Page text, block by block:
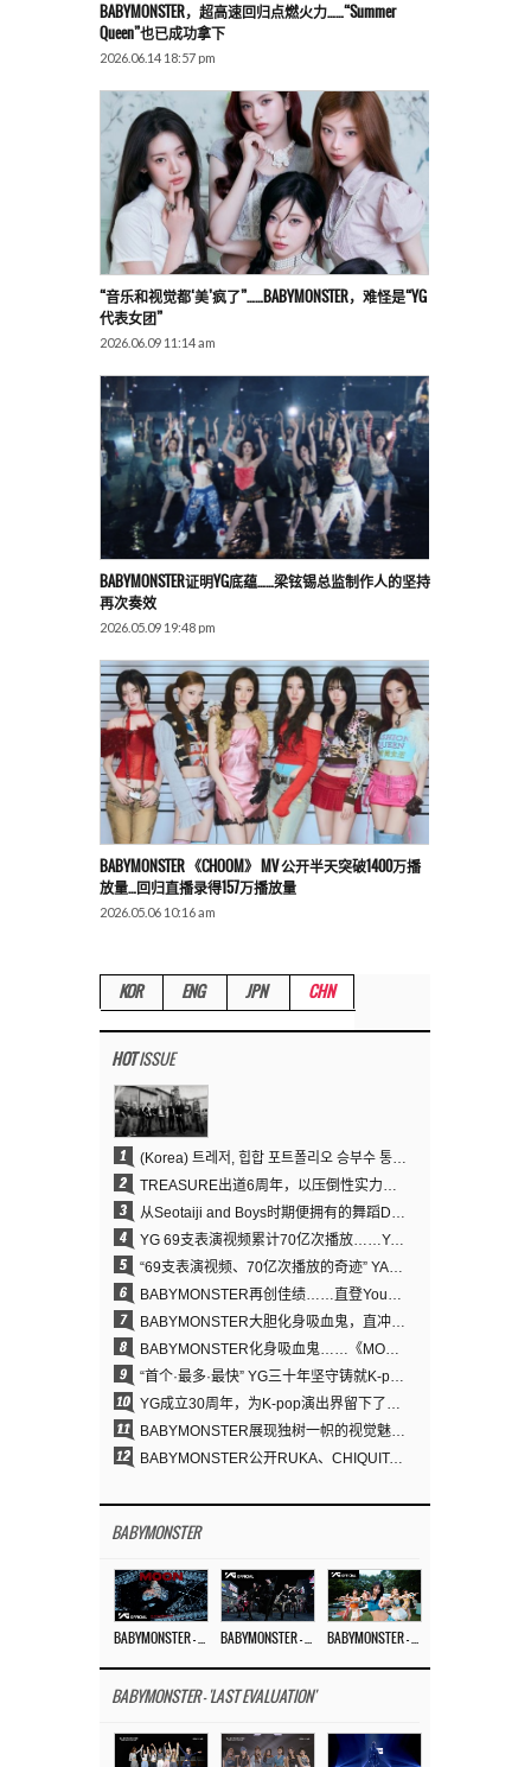
BABYMONSTER，超高速回归点燃火力……“Summer
Queen”也已成功拿下
2026.06.14 18:57 pm
“音乐和视觉都‘美’疯了”……BABYMONSTER，难怪是“YG
代表女团”
2026.06.09 11:14 am
BABYMONSTER证明YG底蕴……梁铉锡总监制作人的坚持
再次奏效
2026.05.09 19:48 pm
BABYMONSTER 《CHOOM》 MV 公开半天突破1400万播
放量…回归直播录得157万播放量
2026.05.06 10:16 am
KOR ENG JPN CHN
HOTISSUE
1 (Korea) 트레저, 힙합 포트폴리오 승부수 통했다…데뷔 6주년 새 도약
2 TREASURE出道6周年，以压倒性实力证明“YG之宝”的真正价值
3 从Seotaiji and Boys时期便拥有的舞蹈DNA……YANG HYUN SUK开创YG Performance Video 70亿播放神话
4 YG 69支表演视频累计70亿次播放……YANG HYUN SUK制作理念奏效
5 “69支表演视频、70亿次播放的奇迹” YANG HYUN SUK为何100%亲自打造YG表演视频
6 BABYMONSTER再创佳绩……直登YouTube全球趋势榜第一名
7 BABYMONSTER大胆化身吸血鬼，直冲YouTube全球趋势榜第一
8 BABYMONSTER化身吸血鬼……《MOON》为三个月企划收官
9 “首个·最多·最快” YG三十年坚守铸就K-pop巡演新格局
10 YG成立30周年，为K-pop演出界留下了什么？
11 BABYMONSTER展现独树一帜的视觉魅力与超强驾驭力……《MOON》
12 BABYMONSTER公开RUKA、CHIQUITA《MOON》视觉照 展现克制魅力与独特视觉风格
BABYMONSTER
BABYMONSTER - 'LAST EVALUATION'